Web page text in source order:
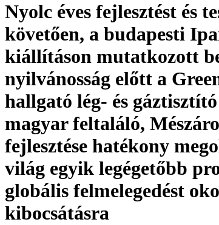
Nyolc éves fejlesztést és
követően, a budapesti
kiállításon mutatkozott
nyilvánosság előtt a
hallgató lég- és
magyar feltaláló,
fejlesztése hatékony
világ egyik legégetőbb
globális felmelegedést
kibocsátásra